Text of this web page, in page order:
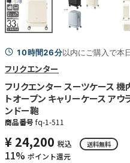
10時間26分以内にご購入で本
フリクエンター
フリクエンター スーツケース
トオープン キャリーケース ア
ンドー鞄
商品番号 fq-1-511
¥ 24,200 税込 送料無料
11% ポイント還元